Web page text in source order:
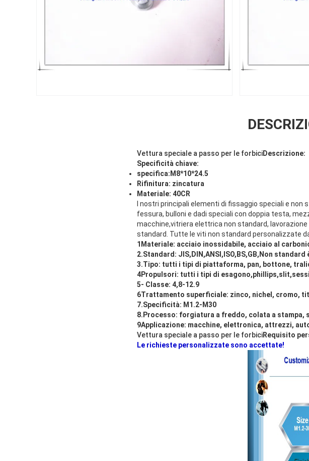
Vettura speciale a passo per le forbiciDescrizione:
Specificità chiave:
specifica:M8*10*24.5
Rifinitura: zincatura
Materiale: 40CR
I nostri principali elementi di fissaggio speciali e
fessura, bulloni e dadi speciali con doppia testa,
macchine,vitriera elettrica non standard,
standard. Tutte le viti non standard personalizzate
1Materiale: acciaio inossidabile, acciaio al
2.Standard: JIS,DIN,ANSI,ISO,BS,GB,Non
3.Tipo: tutti i tipi di piattaforma, pan, bottone,
4Propulsori: tutti i tipi di
5- Classe: 4,8-12.9
6Trattamento superficiale: zinco, nichel, cromo,
7.Specificità: M1.2-M30
8.Processo: forgiatura a freddo, colata a stampa,
9Applicazione: macchine, elettronica, attrezzi,
Vettura speciale a passo per le forbiciRequisito
Le richieste personalizzate sono accettate!